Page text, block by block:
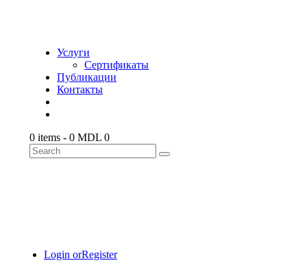
Услуги
Сертификаты
Публикации
Контакты
0 items -0 MDL 0
Login orRegister